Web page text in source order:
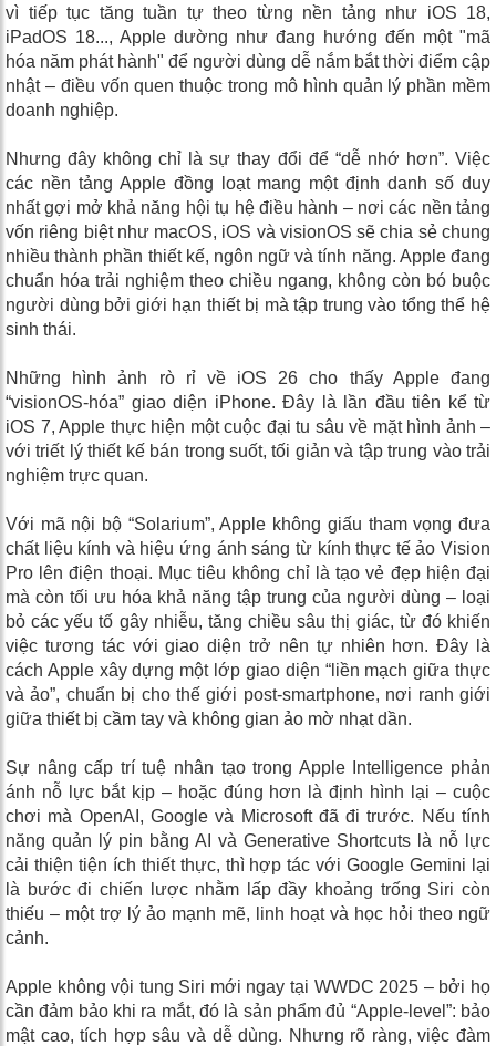
vì tiếp tục tăng tuần tự theo từng nền tảng như iOS 18,
iPadOS 18..., Apple dường như đang hướng đến một "mã
hóa năm phát hành" để người dùng dễ nắm bắt thời điểm cập
nhật – điều vốn quen thuộc trong mô hình quản lý phần mềm
doanh nghiệp.
Nhưng đây không chỉ là sự thay đổi để “dễ nhớ hơn”. Việc
các nền tảng Apple đồng loạt mang một định danh số duy
nhất gợi mở khả năng hội tụ hệ điều hành – nơi các nền tảng
vốn riêng biệt như macOS, iOS và visionOS sẽ chia sẻ chung
nhiều thành phần thiết kế, ngôn ngữ và tính năng. Apple đang
chuẩn hóa trải nghiệm theo chiều ngang, không còn bó buộc
người dùng bởi giới hạn thiết bị mà tập trung vào tổng thể hệ
sinh thái.
Những hình ảnh rò rỉ về iOS 26 cho thấy Apple đang
“visionOS-hóa” giao diện iPhone. Đây là lần đầu tiên kể từ
iOS 7, Apple thực hiện một cuộc đại tu sâu về mặt hình ảnh –
với triết lý thiết kế bán trong suốt, tối giản và tập trung vào trải
nghiệm trực quan.
Với mã nội bộ “Solarium”, Apple không giấu tham vọng đưa
chất liệu kính và hiệu ứng ánh sáng từ kính thực tế ảo Vision
Pro lên điện thoại. Mục tiêu không chỉ là tạo vẻ đẹp hiện đại
mà còn tối ưu hóa khả năng tập trung của người dùng – loại
bỏ các yếu tố gây nhiễu, tăng chiều sâu thị giác, từ đó khiến
việc tương tác với giao diện trở nên tự nhiên hơn. Đây là
cách Apple xây dựng một lớp giao diện “liền mạch giữa thực
và ảo”, chuẩn bị cho thế giới post-smartphone, nơi ranh giới
giữa thiết bị cầm tay và không gian ảo mờ nhạt dần.
Sự nâng cấp trí tuệ nhân tạo trong Apple Intelligence phản
ánh nỗ lực bắt kịp – hoặc đúng hơn là định hình lại – cuộc
chơi mà OpenAI, Google và Microsoft đã đi trước. Nếu tính
năng quản lý pin bằng AI và Generative Shortcuts là nỗ lực
cải thiện tiện ích thiết thực, thì hợp tác với Google Gemini lại
là bước đi chiến lược nhằm lấp đầy khoảng trống Siri còn
thiếu – một trợ lý ảo mạnh mẽ, linh hoạt và học hỏi theo ngữ
cảnh.
Apple không vội tung Siri mới ngay tại WWDC 2025 – bởi họ
cần đảm bảo khi ra mắt, đó là sản phẩm đủ “Apple-level”: bảo
mật cao, tích hợp sâu và dễ dùng. Nhưng rõ ràng, việc đàm